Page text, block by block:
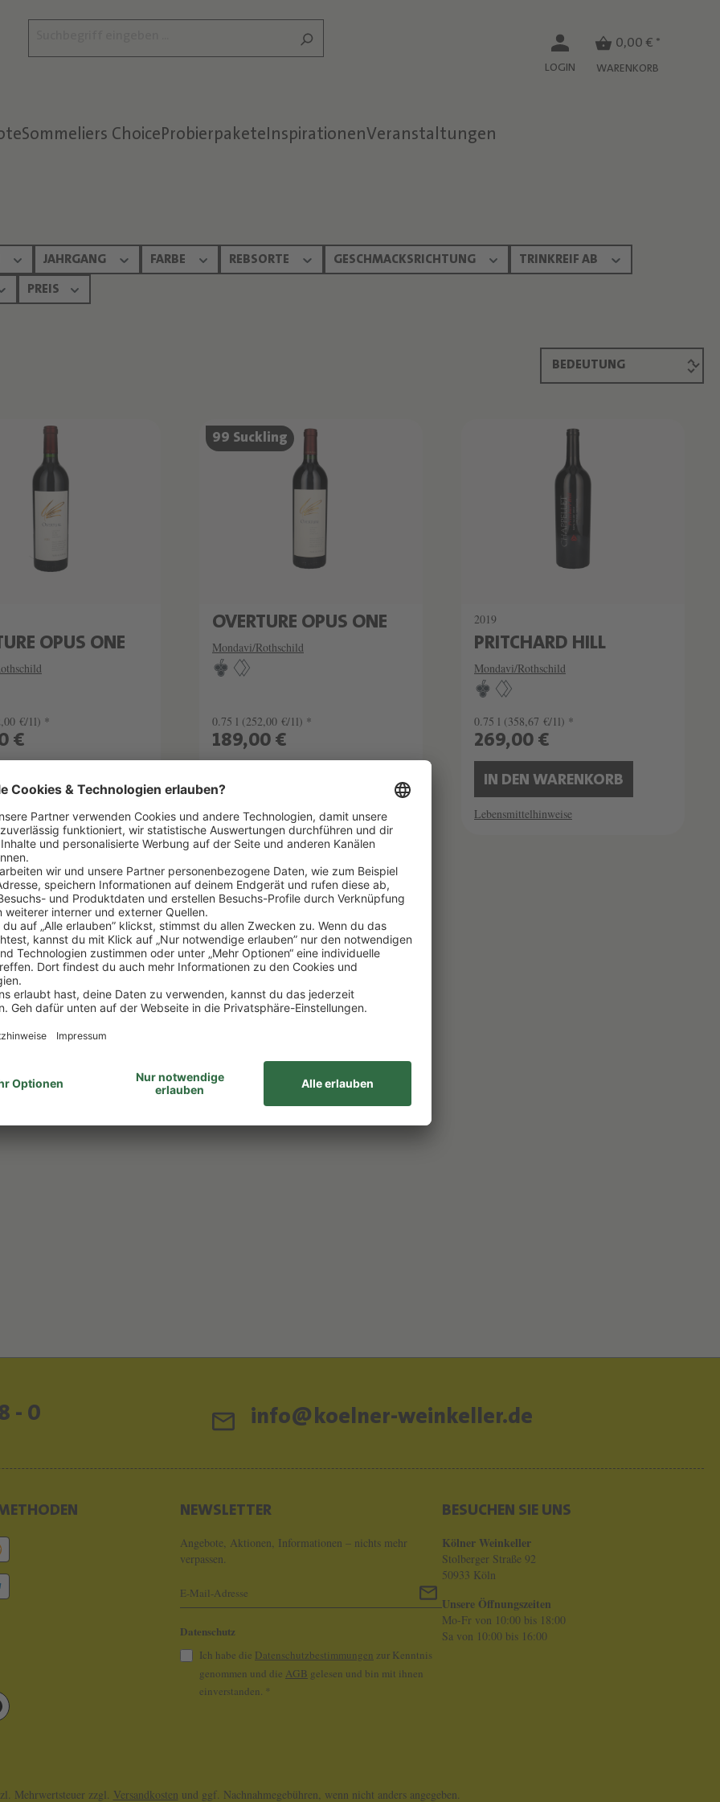
LOGIN
0,00 € *
WARENKORB
Sommeliers ChoiceProbierpaketeInspirationenVeranstaltungen
Text überspringen
JAHRGANG FARBE REBSORTE GESCHMACKSRICHTUNG TRINKREIF AB
PREIS
OPUS ONE
€/1l) *
€
WARENKORB
SCHATZKAMMER
SEHR LIMITIERT
99 Suckling
OVERTURE OPUS ONE
Mondavi/Rothschild
0.75 l (252,00 €/1l) *
189,00 €
IN DEN WARENKORB
Lebensmittelhinweise
SCHATZKAMMER
2019
PRITCHARD HILL
Mondavi/Rothschild
0.75 l (358,67 €/1l) *
269,00 €
IN DEN WARENKORB
Lebensmittelhinweise
- 0 info@koelner-weinkeller.de
NEWSLETTER
Angebote, Aktionen, Informationen – nichts mehr
verpassen.
Datenschutz
Ich habe die Datenschutzbestimmungen zur Kenntnis
genommen und die AGB gelesen und bin mit ihnen
einverstanden. *
BESUCHEN SIE UNS
Kölner Weinkeller
Stolberger Straße 92
50933 Köln
Unsere Öffnungszeiten
Mo-Fr von 10:00 bis 18:00
Sa von 10:00 bis 16:00
Mehrwertsteuer zzgl. Versandkosten und ggf. Nachnahmegebühren, wenn nicht anders angegeben.